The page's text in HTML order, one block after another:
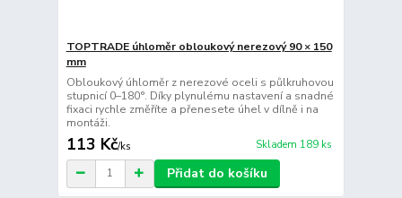
TOPTRADE úhloměr obloukový nerezový 90 × 150
mm
Obloukový úhloměr z nerezové oceli s půlkruhovou
stupnicí 0–180°. Díky plynulému nastavení a snadné
fixaci rychle změříte a přenesete úhel v dílně i na
montáži.
113 Kč/ks Skladem 189 ks
Přidat do košíku